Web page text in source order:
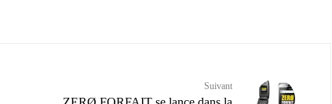
Suivant